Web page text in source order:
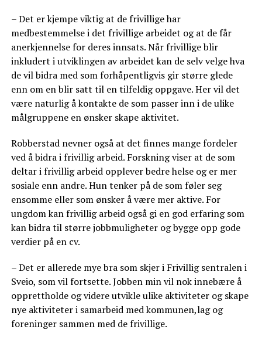
– Det er kjempe viktig at de frivillige har
medbestemmelse i det frivillige arbeidet og at de får
anerkjennelse for deres innsats. Når frivillige blir
inkludert i utviklingen av arbeidet kan de selv velge hva
de vil bidra med som forhåpentligvis gir større glede
enn om en blir satt til en tilfeldig oppgave. Her vil det
være naturlig å kontakte de som passer inn i de ulike
målgruppene en ønsker skape aktivitet.
Robberstad nevner også at det finnes mange fordeler
ved å bidra i frivillig arbeid. Forskning viser at de som
deltar i frivillig arbeid opplever bedre helse og er mer
sosiale enn andre. Hun tenker på de som føler seg
ensomme eller som ønsker å være mer aktive. For
ungdom kan frivillig arbeid også gi en god erfaring som
kan bidra til større jobbmuligheter og bygge opp gode
verdier på en cv.
– Det er allerede mye bra som skjer i Frivillig sentralen i
Sveio, som vil fortsette. Jobben min vil nok innebære å
opprettholde og videre utvikle ulike aktiviteter og skape
nye aktiviteter i samarbeid med kommunen,lag og
foreninger sammen med de frivillige.